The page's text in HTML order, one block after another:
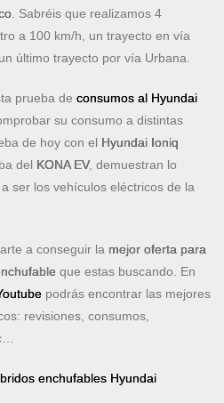
. Sabréis que realizamos 4
a 100 km/h, un trayecto en vía
último trayecto por vía Urbana.
prueba de consumos al Hyundai
su consumo a distintas
de hoy con el Hyundai Ioniq
del KONA EV, demuestran lo
ser los vehículos eléctricos de la
a conseguir la mejor oferta para
que estas buscando. En
podrás encontrar las mejores
revisiones, consumos,
enchufables Hyundai